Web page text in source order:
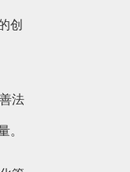
创
法
。